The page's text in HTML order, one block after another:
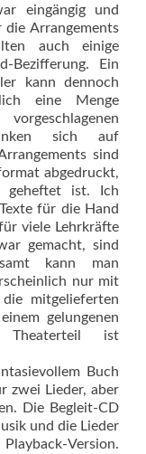
eingängig und
die Arrangements
auch einige
Bezifferung. Ein
kann dennoch
eine Menge
sich auf
sind
abgedruckt,
geheftet ist. Ich
für die Hand
viele Lehrkräfte
gemacht, sind
kann man
nur mit
mitgelieferten
gelungenen
ist
Buch
zwei Lieder, aber
Die Begleit-CD
und die Lieder
Version.